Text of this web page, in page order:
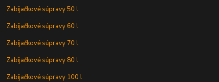
Zabijačkové súpravy 50 l
Zabijačkové súpravy 60 l
Zabijačkové súpravy 70 l
Zabijačkové súpravy 80 l
Zabijačkové súpravy 100 l